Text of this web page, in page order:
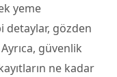
yeme
detaylar, gözden
güvenlik
ne kadar